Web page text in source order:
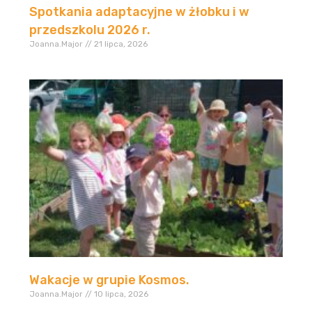
Spotkania adaptacyjne w żłobku i w
przedszkolu 2026 r.
Joanna.Major 21 lipca, 2026
Wakacje w grupie Kosmos.
Joanna.Major 10 lipca, 2026